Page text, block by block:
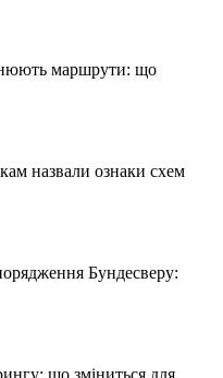
маршрути: що
назвали ознаки схем
Бундесверу: